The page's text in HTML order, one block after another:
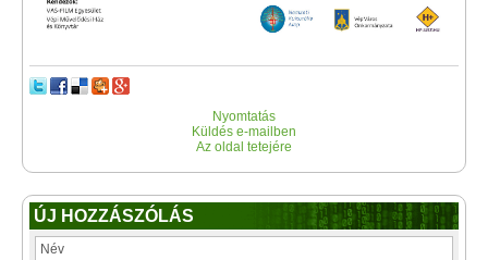
Nyomtatás
Küldés e-mailben
Az oldal tetejére
ÚJ HOZZÁSZÓLÁS